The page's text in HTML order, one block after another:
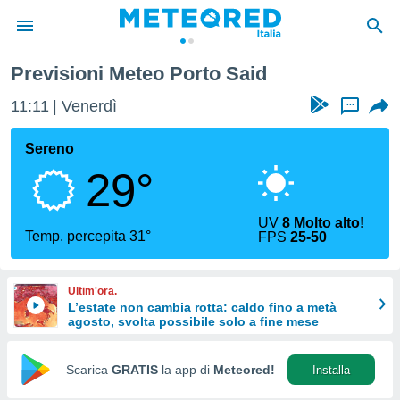
di
per
le
di
Web
Previsioni Meteo Porto Said
11:11 Venerdì ...
Sereno
29°
Temp. percepita 31°
UV8 Molto alto!
FPS25-50
Ultim'ora.
L’estate non cambia rotta: caldo fino a metà
agosto, svolta possibile solo a fine mese
Scarica GRATIS la app di Meteored! Installa